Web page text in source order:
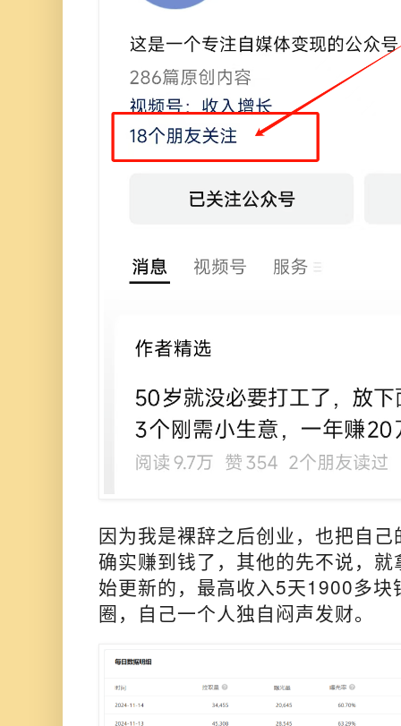
因为我是裸辞之后创业，也把自
确实赚到钱了，其他的先不说，
始更新的，最高收入5天1900多块
圈，自己一个人独自闷声发财。